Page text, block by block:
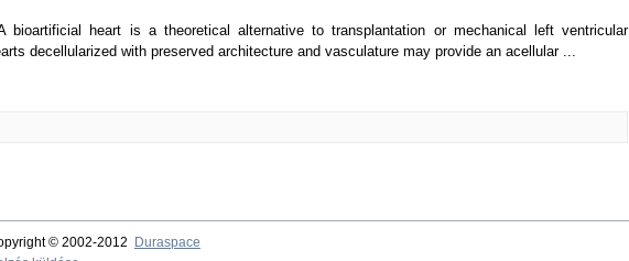
bioartificial heart is a theoretical alternative to transplantation or mechanical left ventricular
decellularized with preserved architecture and vasculature may provide an acellular ...
© 2002-2012
Duraspace